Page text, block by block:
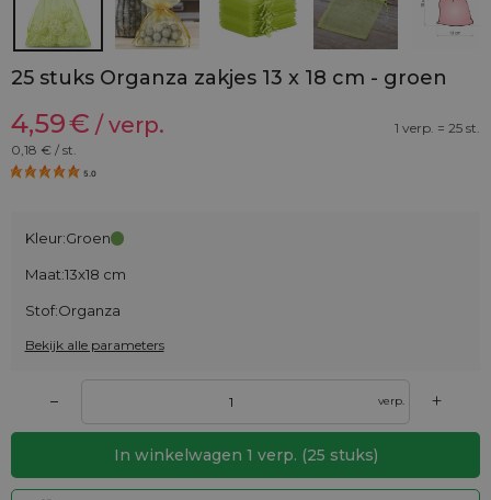
25 stuks Organza zakjes 13 x 18 cm - groen
4,59€ / verp.
1 verp. = 25 st.
0,18 € / st.
5.0
Kleur:Groen
Maat:13x18 cm
Stof:Organza
Bekijk alle parameters
– verp. +
In winkelwagen 1 verp. (25 stuks)